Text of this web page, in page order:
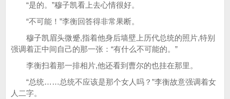
“是的。”穆子凯看上去心情很好。
“不可能！”李衡回答得非常果断。
穆子凯眉头微蹙,指着他身后墙壁上历代总统的照片,特别
强调着正中间自己的那一张：“有什么不可能的。”
李衡扫着那一排相片,他还看到曹尔的也挂在那里。
“总统……总统不应该是那个女人吗？”李衡故意强调着女
人二字。